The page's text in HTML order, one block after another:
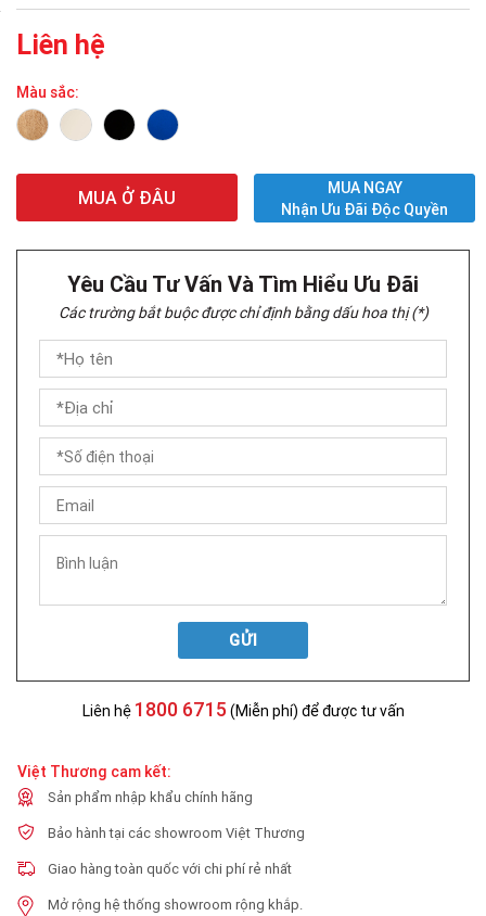
Liên hệ
Màu sắc:
MUA Ở ĐÂU
MUA NGAY
Nhận Ưu Đãi Độc Quyền
Yêu Cầu Tư Vấn Và Tìm Hiểu Ưu Đãi
Các trường bắt buộc được chỉ định bằng dấu hoa thị (*)
GỬI
Liên hệ 1800 6715 (Miễn phí) để được tư vấn
Việt Thương cam kết:
Sản phẩm nhập khẩu chính hãng
Bảo hành tại các showroom Việt Thương
Giao hàng toàn quốc với chi phí rẻ nhất
Mở rộng hệ thống showroom rộng khắp.